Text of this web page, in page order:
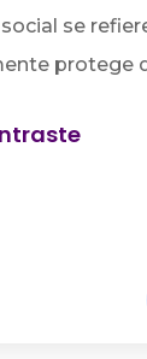
se
protege